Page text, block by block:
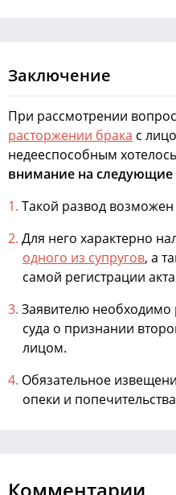
Заключение
При рассмотрении
расторжении брака с
недееспособным
внимание на следующие
Такой развод возможен
Для него характерно
одного из супругов, а
самой регистрации
Заявителю
суда о признании
лицом.
Обязательное
опеки и